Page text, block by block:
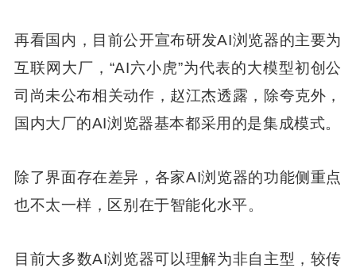
再看国内，目前公开宣布研发AI浏览器的主要为
互联网大厂，“AI六小虎”为代表的大模型初创公
司尚未公布相关动作，赵江杰透露，除夸克外，
国内大厂的AI浏览器基本都采用的是集成模式。
除了界面存在差异，各家AI浏览器的功能侧重点
也不太一样，区别在于智能化水平。
目前大多数AI浏览器可以理解为非自主型，较传